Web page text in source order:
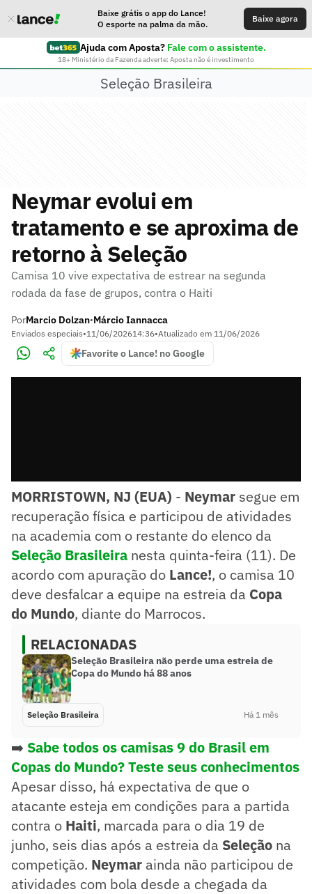
Baixe grátis o app do Lance!
O esporte na palma da mão.
Baixe agora
Ajuda com Aposta? Fale com o assistente.
18+ Ministério da Fazenda adverte: Aposta não é investimento
Seleção Brasileira
Neymar evolui em
tratamento e se aproxima de
retorno à Seleção
Camisa 10 vive expectativa de estrear na segunda
rodada da fase de grupos, contra o Haiti
PorMarcio Dolzan•Márcio Iannacca
Enviados especiais•11/06/202614:36•Atualizado em 11/06/2026
Favorite o Lance! no Google
MORRISTOWN, NJ (EUA) - Neymar segue em
recuperação física e participou de atividades
na academia com o restante do elenco da
Seleção Brasileira nesta quinta-feira (11). De
acordo com apuração do Lance!, o camisa 10
deve desfalcar a equipe na estreia da Copa
do Mundo, diante do Marrocos.
RELACIONADAS
Seleção Brasileira não perde uma estreia de
Copa do Mundo há 88 anos
Seleção Brasileira Há 1 mês
➡️ Sabe todos os camisas 9 do Brasil em
Copas do Mundo? Teste seus conhecimentos
Apesar disso, há expectativa de que o
atacante esteja em condições para a partida
contra o Haiti, marcada para o dia 19 de
junho, seis dias após a estreia da Seleção na
competição. Neymar ainda não participou de
atividades com bola desde a chegada da